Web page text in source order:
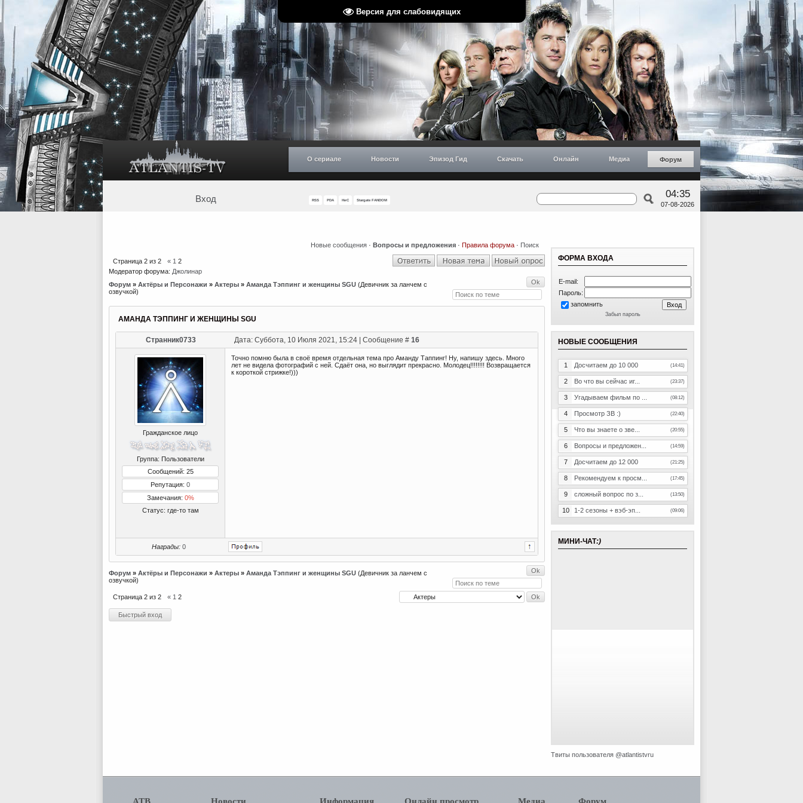
Версия для слабовидящих
О сериале Новости Эпизод Гид Скачать Онлайн Медиа Форум
Вход RSS PDA НиС Stargate FANDOM
04:35
07-08-2026
Новые сообщения · Вопросы и предложения · Правила форума · Поиск
Страница 2 из 2 « 1 2
Модератор форума: Джолинар
Форум » Актёры и Персонажи » Актеры » Аманда Тэппинг и женщины SGU (Девичник за ланчем с
озвучкой)
АМАНДА ТЭППИНГ И ЖЕНЩИНЫ SGU
Странник0733 Дата: Суббота, 10 Июля 2021, 15:24 | Сообщение # 16
Гражданское лицо
Группа: Пользователи
Сообщений: 25
Репутация: 0
Замечания: 0%
Статус: где-то там
Точно помню была в своё время отдельная тема про Аманду Таппинг! Ну, напишу здесь. Много
лет не видела фотографий с ней. Сдаёт она, но выглядит прекрасно. Молодец!!!!!!!! Возвращается
к короткой стрижке!)))
Награды: 0
Форум » Актёры и Персонажи » Актеры » Аманда Тэппинг и женщины SGU (Девичник за ланчем с
озвучкой)
Страница 2 из 2 « 1 2
ФОРМА ВХОДА
E-mail:
Пароль:
запомнить
Забыл пароль
НОВЫЕ СООБЩЕНИЯ
1 Досчитаем до 10 000 (14:41)
2 Во что вы сейчас иг... (23:37)
3 Угадываем фильм по ... (08:12)
4 Просмотр ЗВ :) (22:40)
5 Что вы знаете о зве... (20:55)
6 Вопросы и предложен... (14:59)
7 Досчитаем до 12 000 (21:25)
8 Рекомендуем к просм... (17:45)
9 сложный вопрос по з... (13:50)
10 1-2 сезоны + вэб-эп... (09:06)
МИНИ-ЧАТ:)
Твиты пользователя @atlantistvru